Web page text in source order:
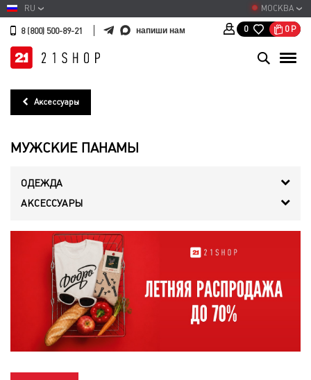
МОСКВА
RU
8 (800) 500-89-21 напиши нам 0 0 Р
Аксессуары
МУЖСКИЕ ПАНАМЫ
ОДЕЖДА
АКСЕССУАРЫ